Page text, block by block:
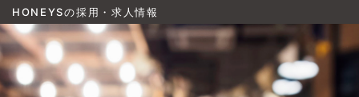
HONEYSの採用・求人情報